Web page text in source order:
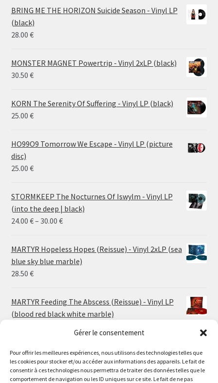
Gérer le consentement
Pour offrir les meilleures expériences, nous utilisons des technologies telles que
les cookies pour stocker et/ou accéder aux informations des appareils. Le fait de
consentir à ces technologies nous permettra de traiter des données telles que le
comportement de navigation ou les ID uniques sur ce site. Le fait de ne pas
Le magasin de Lyon sera fermé du 30 juillet au 17 août
14.50 €
BRING ME THE HORIZON Suicide Season - Vinyl LP
(black)
28.00 €
MONSTER MAGNET Powertrip - Vinyl 2xLP (black)
30.50 €
KORN The Serenity Of Suffering - Vinyl LP (black)
25.00 €
HO99O9 Tomorrow We Escape - Vinyl LP (picture
disc)
25.00 €
STORMKEEP The Nocturnes Of Iswylm - Vinyl LP
(into the deep | black)
24.00 €– 30.00 €Price
24.00 €
through
30.00 €
MARTYR Hopeless Hopes (Reissue) - Vinyl 2xLP (sea
blue sky blue marble)
28.50 €
MARTYR Feeding The Abscess (Reissue) - Vinyl LP
(blood red black white marble)
MARTYR Warp Zone (Reissue) - Vinyl LP (swamp
green orange marble)
23.00€